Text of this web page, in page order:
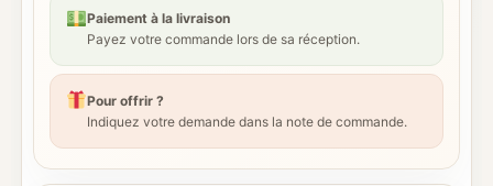
Paiement à la livraison
Payez votre commande lors de sa réception.
Pour offrir ?
Indiquez votre demande dans la note de commande.